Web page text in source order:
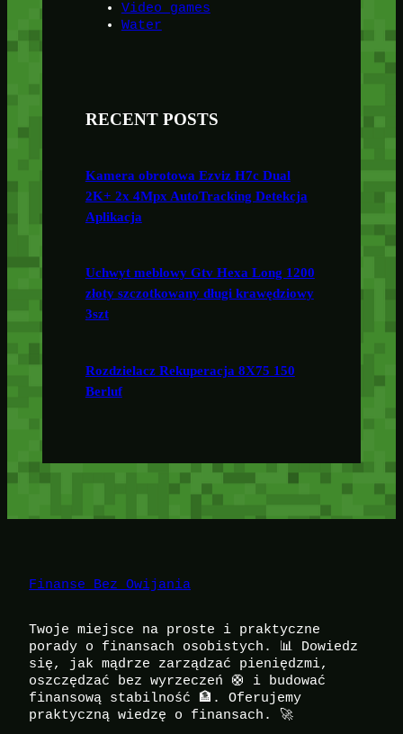
Video games
Water
RECENT POSTS
Kamera obrotowa Ezviz H7c Dual
2K+ 2x 4Mpx AutoTracking Detekcja
Aplikacja
Uchwyt meblowy Gtv Hexa Long 1200
złoty szczotkowany długi krawędziowy
3szt
Rozdzielacz Rekuperacja 8X75 150
Berluf
Finanse Bez Owijania
Twoje miejsce na proste i praktyczne
porady o finansach osobistych. 📊 Dowiedz
się, jak mądrze zarządzać pieniędzmi,
oszczędzać bez wyrzeczeń 🛟 i budować
finansową stabilność 🏦. Oferujemy
praktyczną wiedzę o finansach. 🚀